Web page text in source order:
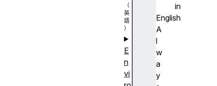
in
English
A
l
w
a
y
E
n
vi